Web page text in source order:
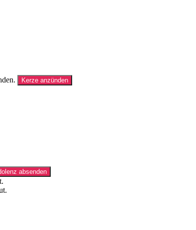
Kerze anzünden
Kondolenz absenden